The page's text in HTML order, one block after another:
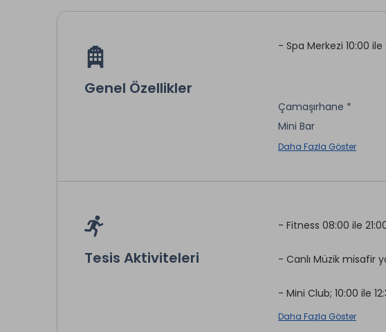
Genel Özellikler
- Spa Merkezi 10:00
Çamaşırhane *
Mini Bar
Oda Servisi *
Sağlık Görevlisi *
Masaj *
Daha Fazla Göster
Tesis Aktiviteleri
- Fitness 08:00 ile
- Canlı Müzik misafir
- Mini Club; 10:00 ile
Daha Fazla Göster